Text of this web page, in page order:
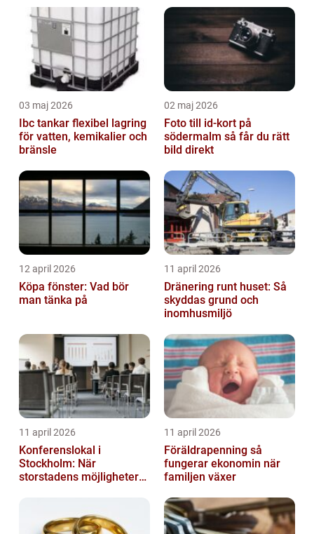
03 maj 2026
Ibc tankar flexibel lagring
för vatten, kemikalier och
bränsle
02 maj 2026
Foto till id-kort på
södermalm så får du rätt
bild direkt
12 april 2026
Köpa fönster: Vad bör
man tänka på
11 april 2026
Dränering runt huset: Så
skyddas grund och
inomhusmiljö
11 april 2026
Konferenslokal i
Stockholm: När
storstadens möjligheter
11 april 2026
Föräldrapenning så
fungerar ekonomin när
familjen växer